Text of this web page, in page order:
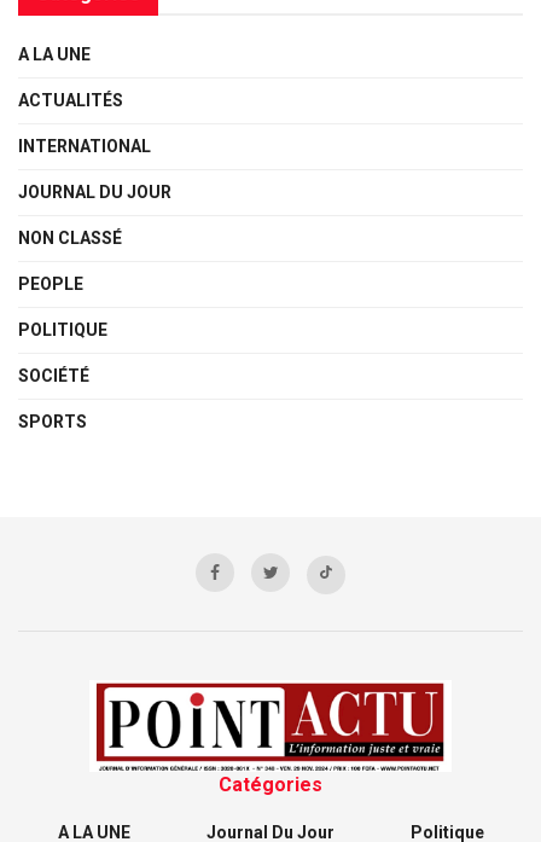
A LA UNE
ACTUALITÉS
INTERNATIONAL
JOURNAL DU JOUR
NON CLASSÉ
PEOPLE
POLITIQUE
SOCIÉTÉ
SPORTS
Catégories
A LA UNE Journal Du Jour Politique